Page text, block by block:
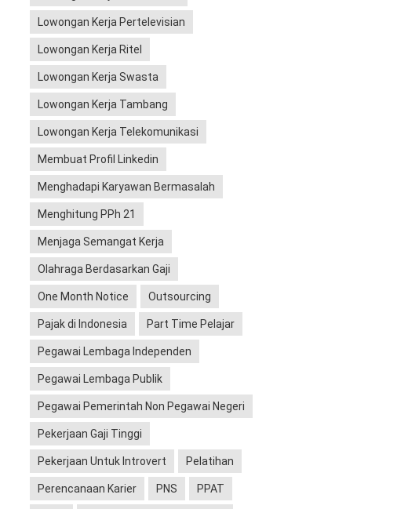
Lowongan Kerja Pertelevisian
Lowongan Kerja Ritel
Lowongan Kerja Swasta
Lowongan Kerja Tambang
Lowongan Kerja Telekomunikasi
Membuat Profil Linkedin
Menghadapi Karyawan Bermasalah
Menghitung PPh 21
Menjaga Semangat Kerja
Olahraga Berdasarkan Gaji
One Month Notice Outsourcing
Pajak di Indonesia Part Time Pelajar
Pegawai Lembaga Independen
Pegawai Lembaga Publik
Pegawai Pemerintah Non Pegawai Negeri
Pekerjaan Gaji Tinggi
Pekerjaan Untuk Introvert Pelatihan
Perencanaan Karier PNS PPAT